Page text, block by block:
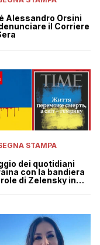
Alessandro Orsini
il Corriere
STAMPA
dei quotidiani
con la bandiera
di Zelensky in